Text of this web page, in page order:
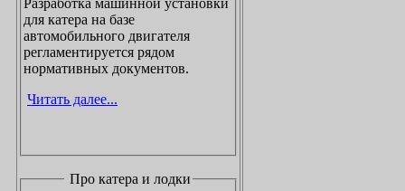
для катера на базе
автомобильного двигателя
регламентируется рядом
нормативных документов.
Читать далее...
Про катера и лодки